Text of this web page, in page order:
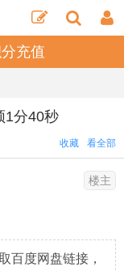
充值
1分40秒
看全部
收藏
楼主
百度网盘链接，